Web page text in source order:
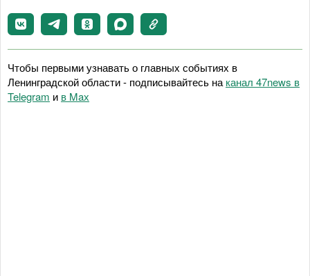
Чтобы первыми узнавать о главных событиях в
Ленинградской области - подписывайтесь на канал 47news в
Telegram и в Maх